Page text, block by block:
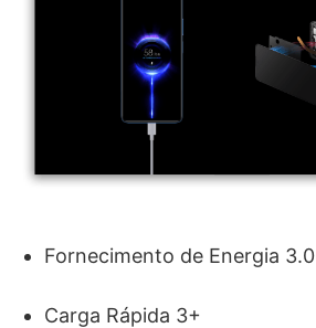
Fornecimento de Energia 3.0
Carga Rápida 3+